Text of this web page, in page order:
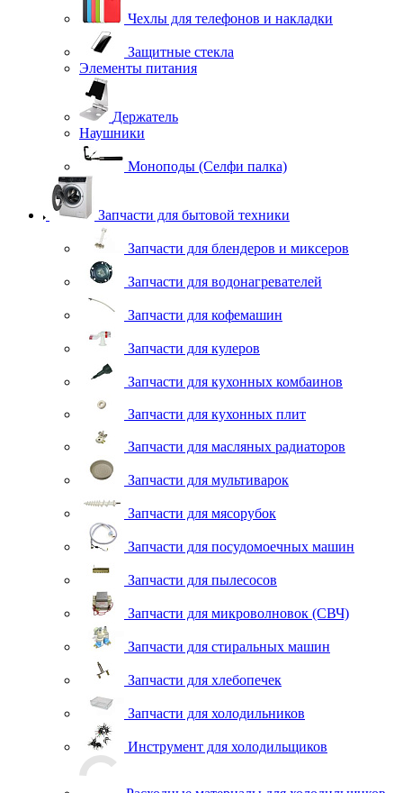
Чехлы для телефонов и накладки
Защитные стекла
Элементы питания
Держатель
Наушники
Моноподы (Селфи палка)
Запчасти для бытовой техники
Запчасти для блендеров и миксеров
Запчасти для водонагревателей
Запчасти для кофемашин
Запчасти для кулеров
Запчасти для кухонных комбаинов
Запчасти для кухонных плит
Запчасти для масляных радиаторов
Запчасти для мультиварок
Запчасти для мясорубок
Запчасти для посудомоечных машин
Запчасти для пылесосов
Запчасти для микроволновок (СВЧ)
Запчасти для стиральных машин
Запчасти для хлебопечек
Запчасти для холодильников
Инструмент для холодильщиков